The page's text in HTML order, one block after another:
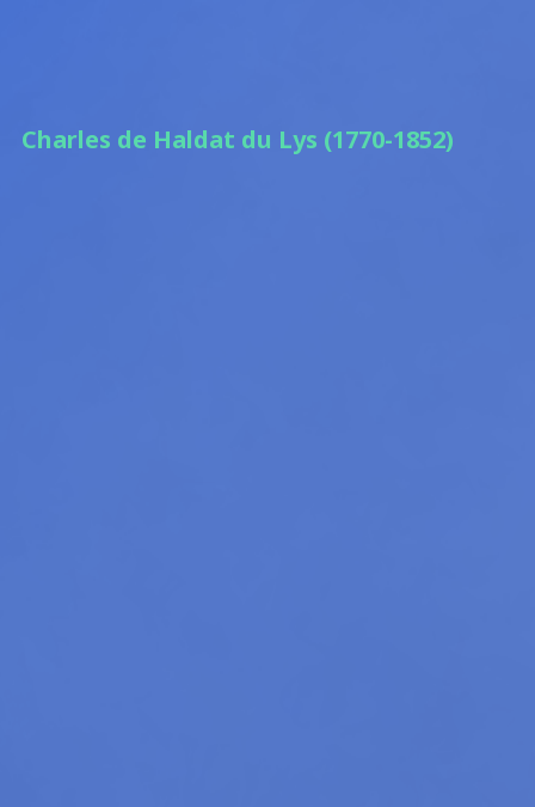
Charles de Haldat du Lys (1770-1852)
02